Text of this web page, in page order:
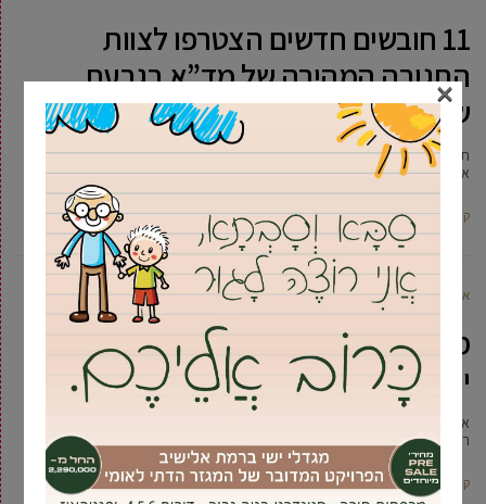
11 חובשים חדשים הצטרפו לצוות
התגובה המהירה של מד”א בגבעת
שמואל
תושבי גבעת שמואל צפויים לשיפור נוסף בזמני התגובה של צוות מד"א המקומי,
אליו הצטרפו השבוע 11 חובשים-מתנדבים חדשים תושבי העיר
קרא עוד ←
אביחי טבק 3 יולי, 2025
מחוץ לעיר: ראש עיריית גבעת שמואל
יצא לסיור פוליטי ב….לוד
אמש התייצב ראש עיריית גבעת שמואל יוסי ברודני בזירת רצח המאבטח פבל
רוזוב בלוד – לא במסגרת תפקידו המוניציפלי, מן
קרא עוד ←
×